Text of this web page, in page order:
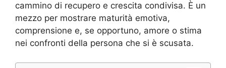
cammino di recupero e crescita condivisa. È un
mezzo per mostrare maturità emotiva,
comprensione e, se opportuno, amore o stima
nei confronti della persona che si è scusata.